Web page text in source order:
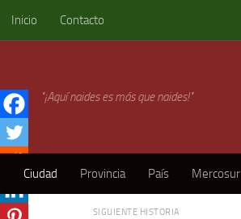
Skip to content
Inicio Contacto
"¡Aquí naides es más que naides!"
Ciudad Provincia País Mercosur
SIGUIENTE HISTORIA